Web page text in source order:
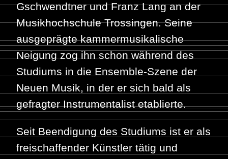
Gschwendtner und Franz Lang an der
Musikhochschule Trossingen. Seine
ausgeprägte kammermusikalische
Neigung zog ihn schon während des
Studiums in die Ensemble-Szene der
Neuen Musik, in der er sich bald als
gefragter Instrumentalist etablierte.
Seit Beendigung des Studiums ist er als
freischaffender Künstler tätig und